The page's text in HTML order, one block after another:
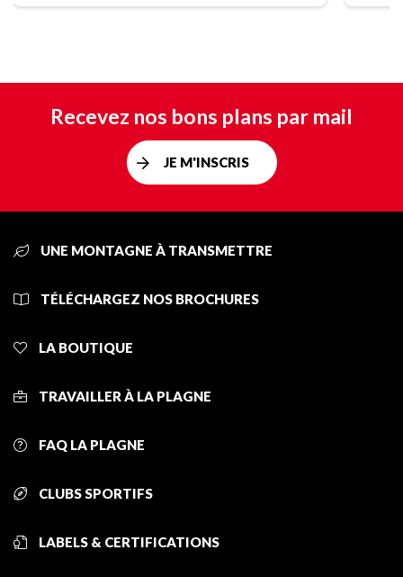
Recevez nos bons plans par mail
JE M'INSCRIS
UNE MONTAGNE À TRANSMETTRE
TÉLÉCHARGEZ NOS BROCHURES
LA BOUTIQUE
TRAVAILLER À LA PLAGNE
FAQ LA PLAGNE
CLUBS SPORTIFS
LABELS & CERTIFICATIONS